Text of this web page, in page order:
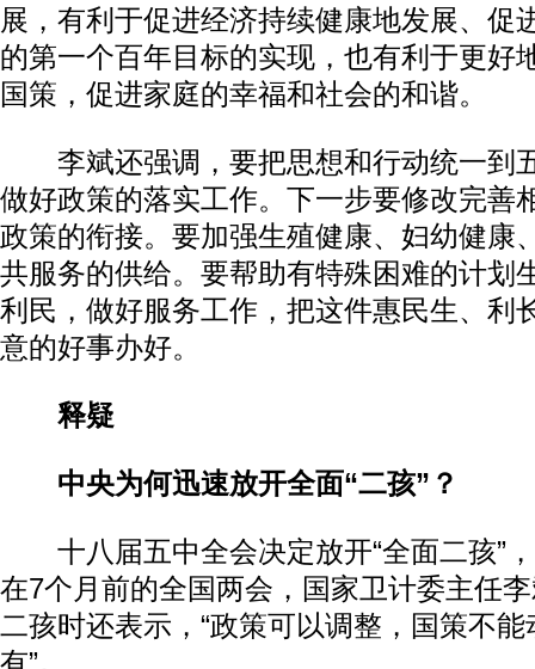
展，有利于促进经济持续健康地发展、促
的第一个百年目标的实现，也有利于更好
国策，促进家庭的幸福和社会的和谐。
李斌还强调，要把思想和行动统一到
做好政策的落实工作。下一步要修改完善
政策的衔接。要加强生殖健康、妇幼健康
共服务的供给。要帮助有特殊困难的计划
利民，做好服务工作，把这件惠民生、利
意的好事办好。
释疑
中央为何迅速放开全面“二孩”？
十八届五中全会决定放开“全面二孩”
在7个月前的全国两会，国家卫计委主任
二孩时还表示，“政策可以调整，国策不